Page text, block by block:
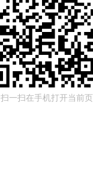
扫一扫在手机打开当前页